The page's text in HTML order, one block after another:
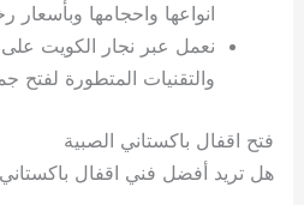
انواعها واحجامها وبأسعار
نعمل عبر نجار الكويت
والتقنيات المتطورة لفتح
فتح اقفال باكستاني الصبية
هل تريد أفضل فني اقفال